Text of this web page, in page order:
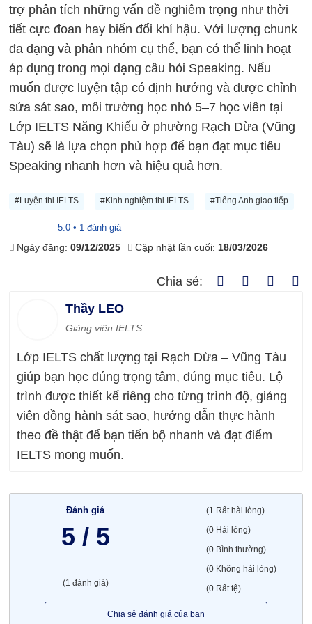
trợ phân tích những vấn đề nghiêm trọng như thời
tiết cực đoan hay biến đổi khí hậu. Với lượng chunk
đa dạng và phân nhóm cụ thể, bạn có thể linh hoạt
áp dụng trong mọi dạng câu hỏi Speaking. Nếu
muốn được luyện tập có định hướng và được chỉnh
sửa sát sao, môi trường học nhỏ 5–7 học viên tại
Lớp IELTS Năng Khiếu ở phường Rạch Dừa (Vũng
Tàu) sẽ là lựa chọn phù hợp để bạn đạt mục tiêu
Speaking nhanh hơn và hiệu quả hơn.
#Luyện thi IELTS #Kinh nghiệm thi IELTS #Tiếng Anh giao tiếp
5.0 • 1 đánh giá
Ngày đăng:09/12/2025 Cập nhật lần cuối: 18/03/2026
Chia sẻ:
Thầy LEO
Giảng viên IELTS
Lớp IELTS chất lượng tại Rạch Dừa – Vũng Tàu
giúp bạn học đúng trọng tâm, đúng mục tiêu. Lộ
trình được thiết kế riêng cho từng trình độ, giảng
viên đồng hành sát sao, hướng dẫn thực hành
theo đề thật để bạn tiến bộ nhanh và đạt điểm
IELTS mong muốn.
Đánh giá
5 / 5
(1 đánh giá)
(1 Rất hài lòng)
(0 Hài lòng)
(0 Bình thường)
(0 Không hài lòng)
(0 Rất tệ)
Chia sẻ đánh giá của bạn